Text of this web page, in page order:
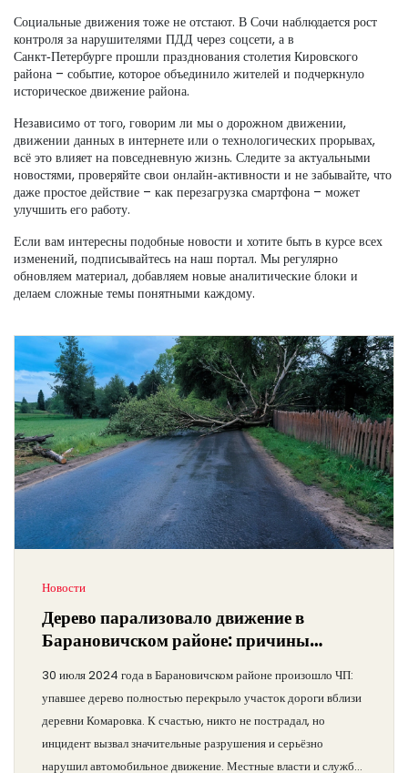
Социальные движения тоже не отстают. В Сочи наблюдается рост
контроля за нарушителями ПДД через соцсети, а в
Санкт‑Петербурге прошли празднования столетия Кировского
района – событие, которое объединило жителей и подчеркнуло
историческое движение района.
Независимо от того, говорим ли мы о дорожном движении,
движении данных в интернете или о технологических прорывах,
всё это влияет на повседневную жизнь. Следите за актуальными
новостями, проверяйте свои онлайн‑активности и не забывайте, что
даже простое действие – как перезагрузка смартфона – может
улучшить его работу.
Если вам интересны подобные новости и хотите быть в курсе всех
изменений, подписывайтесь на наш портал. Мы регулярно
обновляем материал, добавляем новые аналитические блоки и
делаем сложные темы понятными каждому.
Новости
Дерево парализовало движение в
Барановичском районе: причины
30 июля 2024 года в Барановичском районе произошло ЧП:
упавшее дерево полностью перекрыло участок дороги вблизи
деревни Комаровка. К счастью, никто не пострадал, но
инцидент вызвал значительные разрушения и серьёзно
нарушил автомобильное движение. Местные власти и службы